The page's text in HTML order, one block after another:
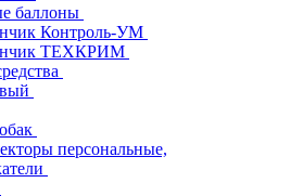
баллоны
Контроль-УМ
ТЕХКРИМ
персональные,